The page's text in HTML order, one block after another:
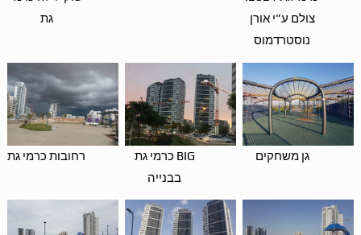
גת
צולם ע"י אורן
נוסטרדמוס
רחובות כרמי גת
BIG כרמי גת
בבנייה
גן משחקים